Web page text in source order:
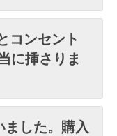
コンセント
に挿さりま
ました。購入